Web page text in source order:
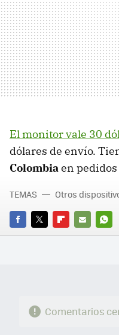
El monitor vale 30
dólares de envío.
Colombiaen
FACEBOOK
TWITTERFLIPBOARD
E-
TEMAS Otros
Comentarios